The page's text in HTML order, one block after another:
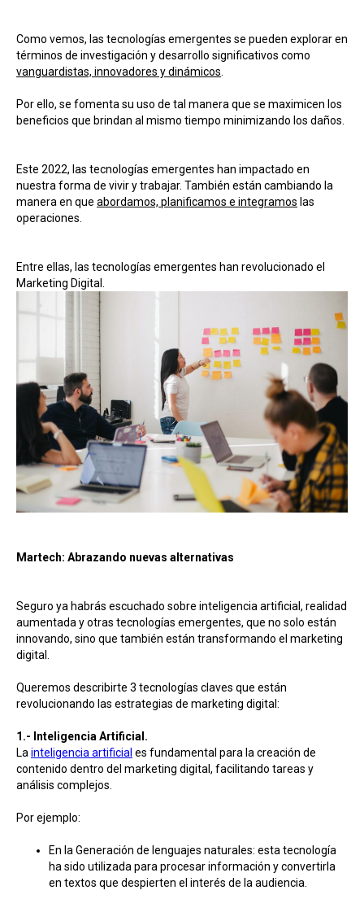
Como vemos, las tecnologías emergentes se pueden explorar en
términos de investigación y desarrollo significativos como
vanguardistas, innovadores y dinámicos
Por ello, se fomenta su uso de tal manera que se maximicen los
beneficios que brindan al mismo tiempo minimizando los daños.
Este 2022, las tecnologías emergentes han impactado en
nuestra forma de vivir y trabajar. También están cambiando la
manera en que abordamos, planificamos e integramos las
operaciones.
Entre ellas, las tecnologías emergentes han revolucionado el
Marketing Digital.
Martech: Abrazando nuevas alternativas
Seguro ya habrás escuchado sobre inteligencia artificial, realidad
aumentada y otras tecnologías emergentes, que no solo están
innovando, sino que también están transformando el marketing
digital.
Queremos describirte 3 tecnologías claves que están
revolucionando las estrategias de marketing digital:
1.- Inteligencia Artificial.
La inteligencia artificial es fundamental para la creación de
contenido dentro del marketing digital, facilitando tareas y
análisis complejos.
Por ejemplo:
En la Generación de lenguajes naturales: esta tecnología
ha sido utilizada para procesar información y convertirla
en textos que despierten el interés de la audiencia.